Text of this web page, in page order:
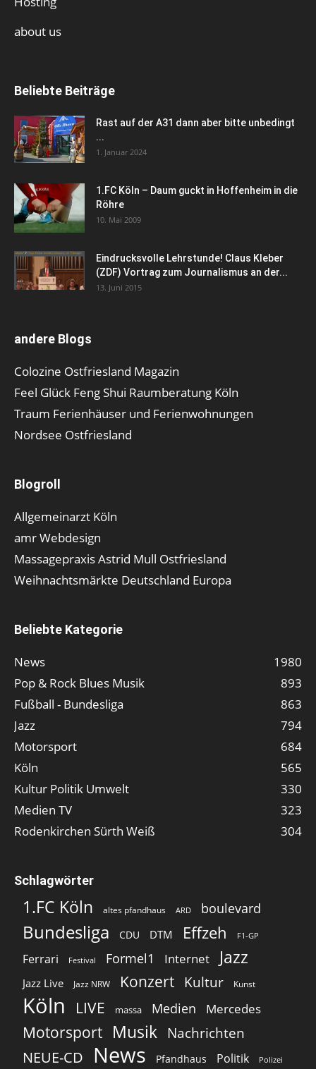
about us
Beliebte Beiträge
Rast auf der A31 dann aber bitte unbedingt
...
1. Januar 2024
1.FC Köln – Daum guckt in Hoffenheim in die
Röhre
10. Mai 2009
Eindrucksvolle Lehrstunde! Claus Kleber
(ZDF) Vortrag zum Journalismus an der...
13. Juni 2015
andere Blogs
Colozine Ostfriesland Magazin
Feel Glück Feng Shui Raumberatung Köln
Traum Ferienhäuser und Ferienwohnungen
Nordsee Ostfriesland
Blogroll
Allgemeinarzt Köln
amr Webdesign
Massagepraxis Astrid Mull Ostfriesland
Weihnachtsmärkte Deutschland Europa
Beliebte Kategorie
News
1980
Pop & Rock Blues Musik
893
Fußball - Bundesliga
863
Jazz
794
Motorsport
684
Köln
565
Kultur Politik Umwelt
330
Medien TV
323
Rodenkirchen Sürth Weiß
304
Schlagwörter
1.FC Köln altes pfandhaus ARD boulevard
Bundesliga CDU DTM Effzeh F1-GP
Ferrari Festival Formel1 Internet Jazz
Jazz Live Jazz NRW Konzert Kultur Kunst
Köln LIVE massa Medien Mercedes
Motorsport Musik Nachrichten
NEUE-CD
News Pfandhaus Politik Polizei